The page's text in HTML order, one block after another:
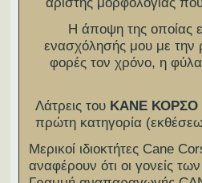
Η άποψη της οποίας
ενασχόλησής μου με την
φορές τον χρόνο, η
Λάτρεις του ΚΑΝΕ ΚΟΡΣΟ
πρώτη κατηγορία
Μερικοί ιδιοκτήτες Cane
αναφέρουν ότι οι γονείς